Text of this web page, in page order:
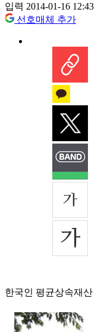
입력 2014-01-16 12:43
선호매체 추가
한국인 평균상속재산